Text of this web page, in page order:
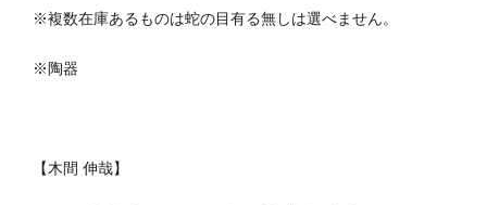
※複数在庫あるものは蛇の目有る無しは選べません。
※陶器
【木間 伸哉】